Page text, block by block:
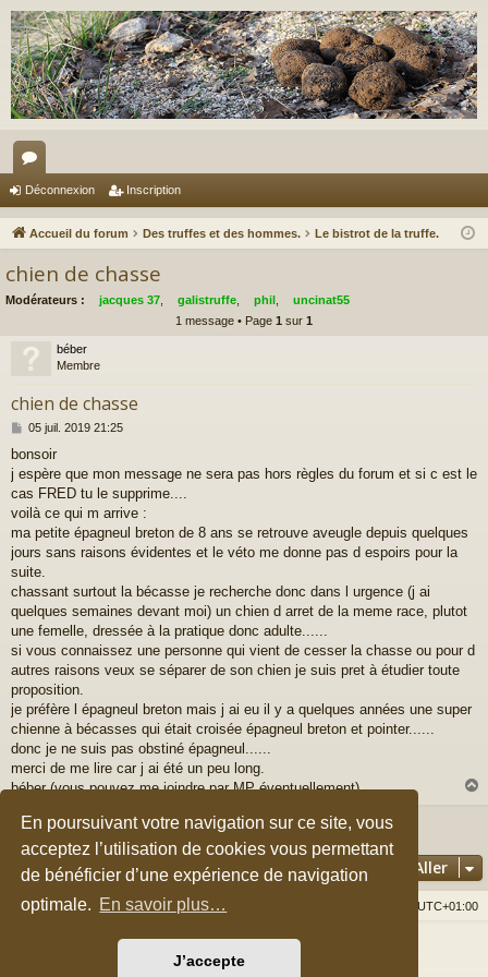
En poursuivant votre navigation sur ce site, vous
acceptez l’utilisation de cookies vous permettant
de bénéficier d’une expérience de navigation
optimale. En savoir plus…
J’accepte
or
u
Déconnexion Inscription
Accueil du forum Des truffes et des hommes. Le bistrot de la truffe.
chien de chasse
Modérateurs : jacques 37 galistruffe phil
uncinat55
1 message • Page 1 sur 1
béber
Membre
chien de chasse
M
s
s
a
g
05 juil. 2019 21:25
bonsoir
j espère que mon message ne sera pas hors règles du forum et si c est le
cas FRED tu le supprime....
voilà ce qui m arrive :
ma petite épagneul breton de 8 ans se retrouve aveugle depuis quelques
jours sans raisons évidentes et le véto me donne pas d espoirs pour la
suite.
chassant surtout la bécasse je recherche donc dans l urgence (j ai
quelques semaines devant moi) un chien d arret de la meme race, plutot
une femelle, dressée à la pratique donc adulte......
si vous connaissez une personne qui vient de cesser la chasse ou pour d
autres raisons veux se séparer de son chien je suis pret à étudier toute
proposition.
je préfère l épagneul breton mais j ai eu il y a quelques années une super
chienne à bécasses qui était croisée épagneul breton et pointer......
donc je ne suis pas obstiné épagneul......
merci de me lire car j ai été un peu long.
béber (vous pouvez me joindre par MP éventuellement)
1 message • Page1sur1
Aller
Accueil du forum UTC+01:00
Nous contacter
Développé parphpBB® Forum Software © phpBB Limited
Style parArty